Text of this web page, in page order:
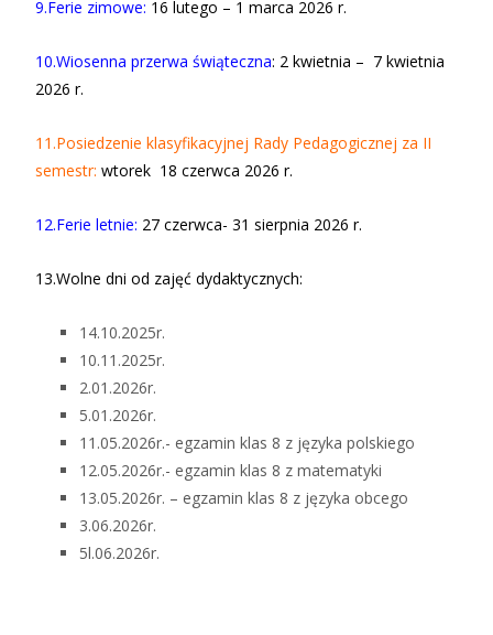
9.Ferie zimowe: 16 lutego – 1 marca 2026 r.
10.Wiosenna przerwa świąteczna: 2 kwietnia – 7 kwietnia
2026 r.
11.Posiedzenie klasyfikacyjnej Rady Pedagogicznej za II
semestr: wtorek 18 czerwca 2026 r.
12.Ferie letnie: 27 czerwca- 31 sierpnia 2026 r.
13.Wolne dni od zajęć dydaktycznych:
14.10.2025r.
10.11.2025r.
2.01.2026r.
5.01.2026r.
11.05.2026r.- egzamin klas 8 z języka polskiego
12.05.2026r.- egzamin klas 8 z matematyki
13.05.2026r. – egzamin klas 8 z języka obcego
3.06.2026r.
5l.06.2026r.